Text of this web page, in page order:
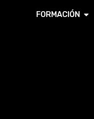
FORMACIÓN